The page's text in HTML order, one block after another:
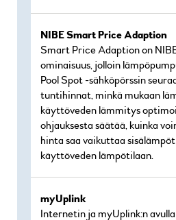
NIBE Smart Price Adaption
Smart Price Adaption on
ominaisuus, jolloin
Pool Spot -sähköpörssin
tuntihinnat, minkä mukaan
käyttöveden lämmitys
ohjauksesta säätää, kuinka
hinta saa vaikuttaa
käyttöveden lämpötilaan.
myUplink
Internetin ja myUplink:n